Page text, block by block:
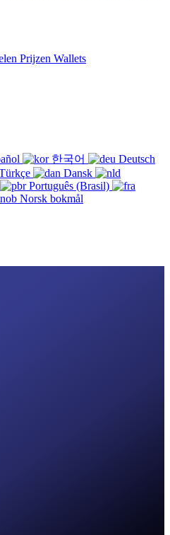
Prijzen Wallets
한국어
Deutsch
Dansk
Português (Brasil)
Norsk bokmål